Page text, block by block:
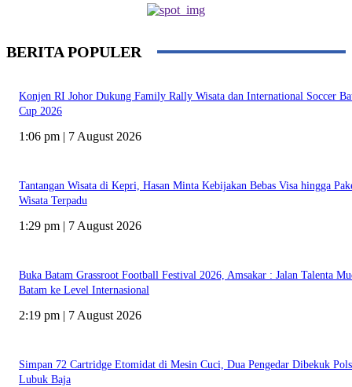
BERITA POPULER
Konjen RI Johor Dukung Family Rally Wisata dan International Soccer
Cup 2026
1:06 pm | 7 August 2026
Tantangan Wisata di Kepri, Hasan Minta Kebijakan Bebas Visa hingga
Wisata Terpadu
1:29 pm | 7 August 2026
Buka Batam Grassroot Football Festival 2026, Amsakar : Jalan Talenta
Batam ke Level Internasional
2:19 pm | 7 August 2026
Simpan 72 Cartridge Etomidat di Mesin Cuci, Dua Pengedar Dibekuk
Lubuk Baja